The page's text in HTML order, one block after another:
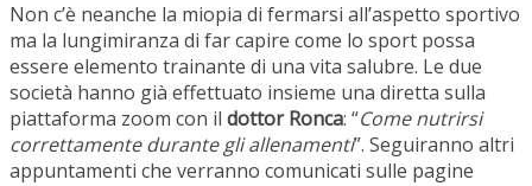
Non c’è neanche la miopia di fermarsi all’aspetto sportivo
ma la lungimiranza di far capire come lo sport possa
essere elemento trainante di una vita salubre. Le due
società hanno già effettuato insieme una diretta sulla
piattaforma zoom con il dottor Ronca: “Come nutrirsi
correttamente durante gli allenamenti”. Seguiranno altri
appuntamenti che verranno comunicati sulle pagine